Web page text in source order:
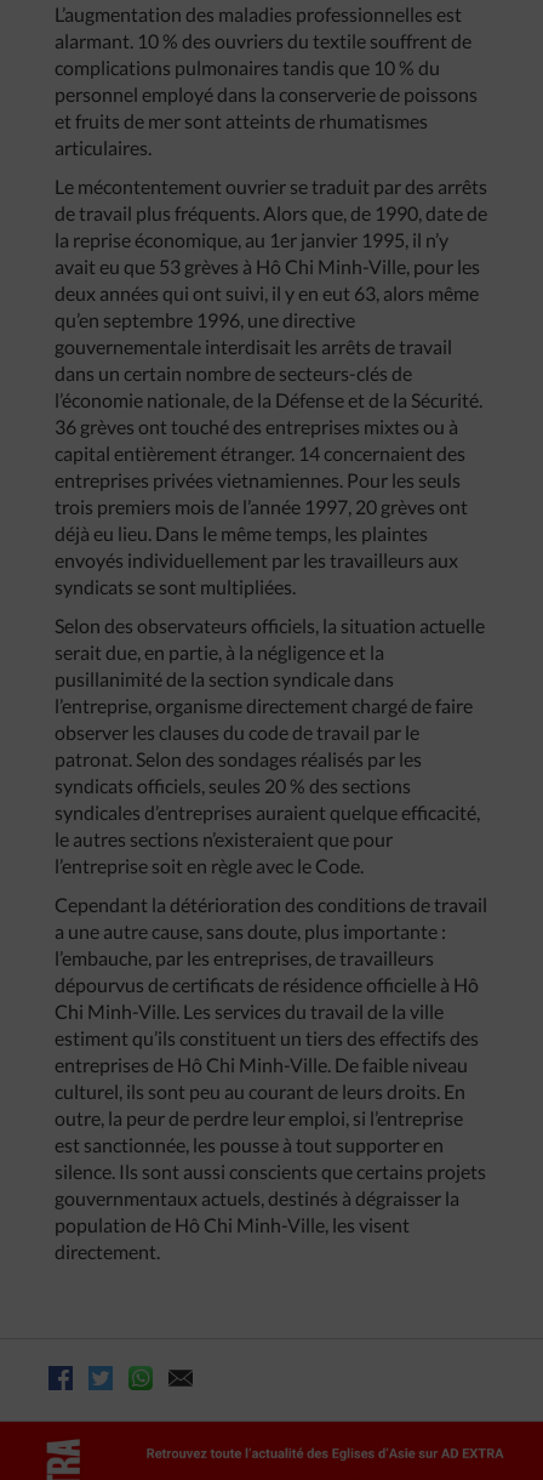
L’augmentation des maladies professionnelles est
alarmant. 10 % des ouvriers du textile souffrent de
complications pulmonaires tandis que 10 % du
personnel employé dans la conserverie de poissons
et fruits de mer sont atteints de rhumatismes
articulaires.
Le mécontentement ouvrier se traduit par des arrêts
de travail plus fréquents. Alors que, de 1990, date de
la reprise économique, au 1er janvier 1995, il n’y
avait eu que 53 grèves à Hô Chi Minh-Ville, pour les
deux années qui ont suivi, il y en eut 63, alors même
qu’en septembre 1996, une directive
gouvernementale interdisait les arrêts de travail
dans un certain nombre de secteurs-clés de
l’économie nationale, de la Défense et de la Sécurité.
36 grèves ont touché des entreprises mixtes ou à
capital entièrement étranger. 14 concernaient des
entreprises privées vietnamiennes. Pour les seuls
trois premiers mois de l’année 1997, 20 grèves ont
déjà eu lieu. Dans le même temps, les plaintes
envoyés individuellement par les travailleurs aux
syndicats se sont multipliées.
Selon des observateurs officiels, la situation actuelle
serait due, en partie, à la négligence et la
pusillanimité de la section syndicale dans
l’entreprise, organisme directement chargé de faire
observer les clauses du code de travail par le
patronat. Selon des sondages réalisés par les
syndicats officiels, seules 20 % des sections
syndicales d’entreprises auraient quelque efficacité,
le autres sections n’existeraient que pour
l’entreprise soit en règle avec le Code.
Cependant la détérioration des conditions de travail
a une autre cause, sans doute, plus importante :
l’embauche, par les entreprises, de travailleurs
dépourvus de certificats de résidence officielle à Hô
Chi Minh-Ville. Les services du travail de la ville
estiment qu’ils constituent un tiers des effectifs des
entreprises de Hô Chi Minh-Ville. De faible niveau
culturel, ils sont peu au courant de leurs droits. En
outre, la peur de perdre leur emploi, si l’entreprise
est sanctionnée, les pousse à tout supporter en
silence. Ils sont aussi conscients que certains projets
gouvernmentaux actuels, destinés à dégraisser la
population de Hô Chi Minh-Ville, les visent
directement.